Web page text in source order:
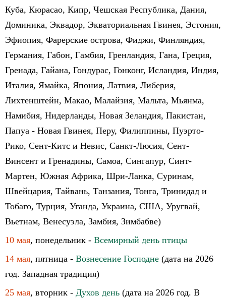
Куба, Кюрасао, Кипр, Чешская Республика, Дания,
Доминика, Эквадор, Экваториальная Гвинея, Эстония,
Эфиопия, Фарерские острова, Фиджи, Финляндия,
Германия, Габон, Гамбия, Гренландия, Гана, Греция,
Гренада, Гайана, Гондурас, Гонконг, Исландия, Индия,
Италия, Ямайка, Япония, Латвия, Либерия,
Лихтенштейн, Макао, Малайзия, Мальта, Мьянма,
Намибия, Нидерланды, Новая Зеландия, Пакистан,
Папуа - Новая Гвинея, Перу, Филиппины, Пуэрто-
Рико, Сент-Китс и Невис, Санкт-Люсия, Сент-
Винсент и Гренадины, Самоа, Сингапур, Синт-
Мартен, Южная Африка, Шри-Ланка, Суринам,
Швейцария, Тайвань, Танзания, Тонга, Тринидад и
Тобаго, Турция, Уганда, Украина, США, Уругвай,
Вьетнам, Венесуэла, Замбия, Зимбабве)
10 мая, понедельник - Всемирный день птицы
14 мая, пятница - Вознесение Господне (дата на 2026
год. Западная традиция)
25 мая, вторник - Духов день (дата на 2026 год. В